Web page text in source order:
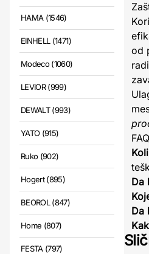
HAMA (1546)
EINHELL (1471)
Modeco (1060)
LEVIOR (999)
DEWALT (993)
YATO (915)
Ruko (902)
Hogert (895)
BEOROL (847)
Home (807)
FESTA (797)
od
FAQ
Da
Da